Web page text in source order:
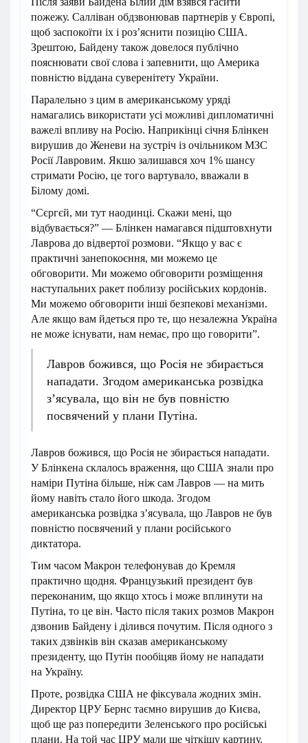
пожежу. Салліван обдзвонював партнерів у Європі,
щоб заспокоїти іх і розʼяснити позицію США.
Зрештою, Байдену також довелося публічно
пояснювати свої слова і запевнити, що Америка
повністю віддана суверенітету України.
Паралельно з цим в американському уряді
намагались використати усі можливі дипломатичні
важелі впливу на Росію. Наприкінці січня Блінкен
вирушив до Женеви на зустріч із очільником МЗС
Росії Лавровим. Якшо залишався хоч 1% шансу
стримати Росію, це того вартувало, вважали в
Білому домі.
“Сєргєй, ми тут наодинці. Скажи мені, що
відбувається?” — Блінкен намагався підштовхнути
Лаврова до відвертої розмови. “Якщо у вас є
практичні занепокоєння, ми можемо це
обговорити. Ми можемо обговорити розміщення
наступальних ракет поблизу російських кордонів.
Ми можемо обговорити інші безпекові механізми.
Але якщо вам йдеться про те, що незалежна Україна
не може існувати, нам немає, про що говорити”.
Лавров божився, що Росія не збирається
нападати. Згодом американська розвідка
зʼясувала, що він не був повністю
посвячений у плани Путіна.
Лавров божився, що Росія не збирається нападати.
У Блінкена склалось враження, що США знали про
наміри Путіна більше, ніж сам Лавров — на мить
йому навіть стало його шкода. Згодом
американська розвідка зʼясувала, що Лавров не був
повністю посвячений у плани російського
диктатора.
Тим часом Макрон телефонував до Кремля
практично щодня. Французький президент був
переконаним, що якщо хтось і може вплинути на
Путіна, то це він. Часто після таких розмов Макрон
дзвонив Байдену і ділився почутим. Після одного з
таких дзвінків він сказав американському
президенту, що Путін пообіцяв йому не нападати
на Україну.
Проте, розвідка США не фіксувала жодних змін.
Директор ЦРУ Бернс таємно вирушив до Києва,
щоб ще раз попередити Зеленського про російські
плани. На той час ЦРУ мали ще чіткішу картину.